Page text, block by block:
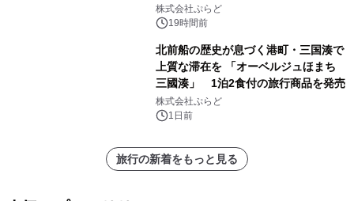
サウナも 「THE BOXY AWAJI」のお
得な素泊まり連泊プランで
株式会社ぷらど
19時間前
北前船の歴史が息づく港町・三国湊で
上質な滞在を 「オーベルジュほまち
三國湊」 1泊2食付の旅行商品を発売
株式会社ぷらど
1日前
旅行の新着をもっと見る